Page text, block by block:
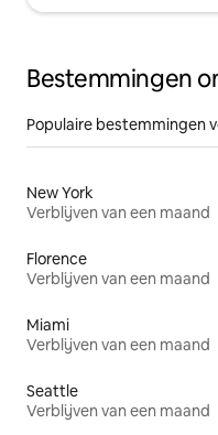
Bestemmingen
Populaire bestemmingen
New York
Verblijven van een maand
Florence
Verblijven van een maand
Miami
Verblijven van een maand
Seattle
Verblijven van een maand